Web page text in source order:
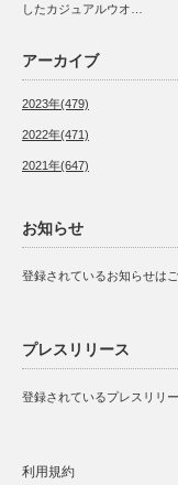
したカジュアルウオ…
アーカイブ
2023年(479)
2022年(471)
2021年(647)
お知らせ
登録されているお知らせはご
プレスリリース
登録されているプレスリリ
利用規約